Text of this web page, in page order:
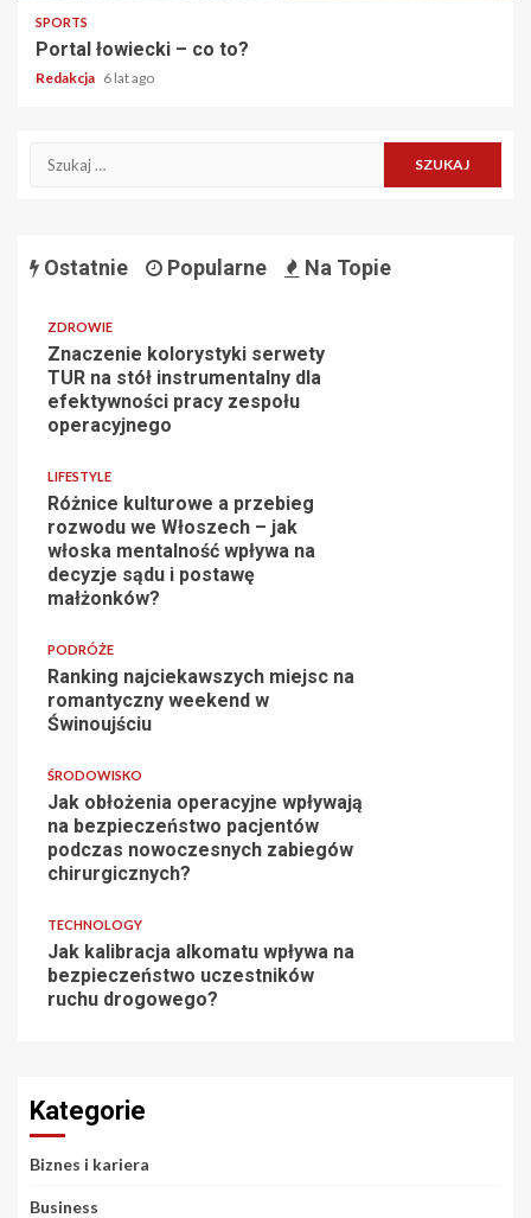
SPORTS
Portal łowiecki – co to?
Redakcja 6 lat ago
Szukaj:
Ostatnie Popularne Na Topie
ZDROWIE
Znaczenie kolorystyki serwety
TUR na stół instrumentalny dla
efektywności pracy zespołu
operacyjnego
LIFESTYLE
Różnice kulturowe a przebieg
rozwodu we Włoszech – jak
włoska mentalność wpływa na
decyzje sądu i postawę
małżonków?
PODRÓŻE
Ranking najciekawszych miejsc na
romantyczny weekend w
Świnoujściu
ŚRODOWISKO
Jak obłożenia operacyjne wpływają
na bezpieczeństwo pacjentów
podczas nowoczesnych zabiegów
chirurgicznych?
TECHNOLOGY
Jak kalibracja alkomatu wpływa na
bezpieczeństwo uczestników
ruchu drogowego?
Kategorie
Biznes i kariera
Business